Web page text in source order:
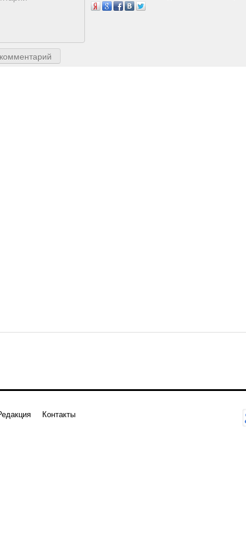
Контакты